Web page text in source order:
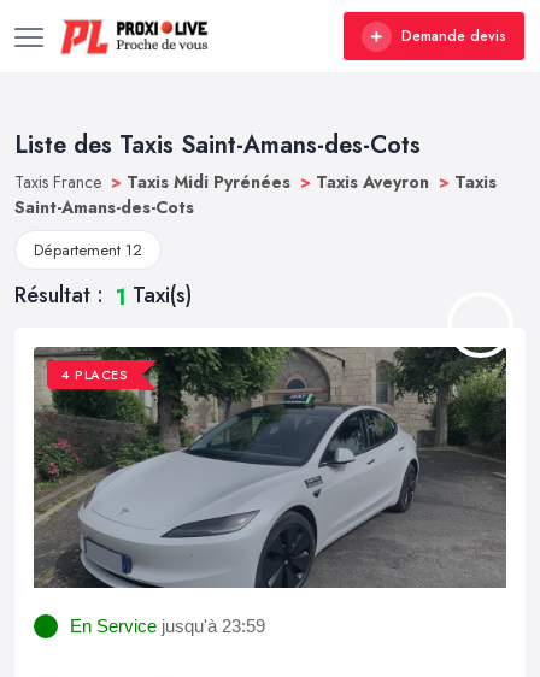
Demande devis
Liste des Taxis Saint-Amans-des-Cots
Taxis France > Taxis Midi Pyrénées > Taxis Aveyron > Taxis
Saint-Amans-des-Cots
Département 12
Résultat : 1 Taxi(s)
4 PLACES
En Service jusqu'à 23:59